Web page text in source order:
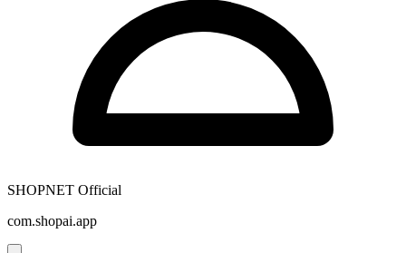
SHOPNET Official
com.shopai.app